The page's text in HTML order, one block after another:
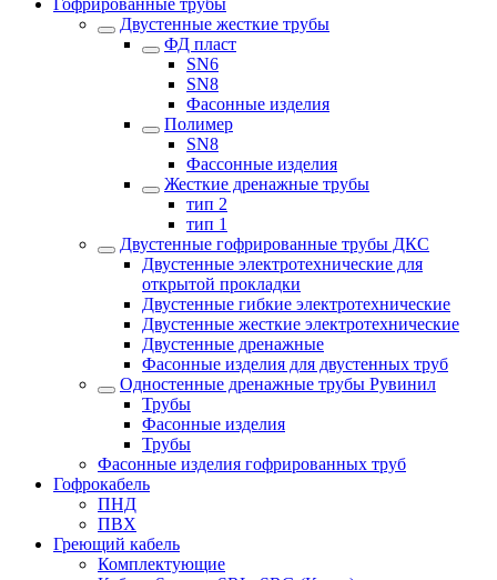
Двустенные жесткие трубы
ФД пласт
SN6
SN8
Фасонные изделия
Полимер
SN8
Фассонные изделия
Жесткие дренажные трубы
тип 2
тип 1
Двустенные гофрированные трубы ДКС
Двустенные электротехнические для
открытой прокладки
Двустенные гибкие электротехнические
Двустенные жесткие электротехнические
Двустенные дренажные
Фасонные изделия для двустенных труб
Одностенные дренажные трубы Рувинил
Трубы
Фасонные изделия
Трубы
Фасонные изделия гофрированных труб
Гофрокабель
ПНД
ПВХ
Греющий кабель
Комплектующие